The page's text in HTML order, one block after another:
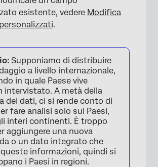
esistente, vedere Modifica
.
Supponiamo di distribuire
a livello internazionale,
in quale Paese vive
intervistato. A metà della
dei dati, ci si rende conto di
fare analisi solo sui Paesi,
interi continenti. È troppo
aggiungere una nuova
o un dato integrato che
informazioni, quindi si
i Paesi in regioni.